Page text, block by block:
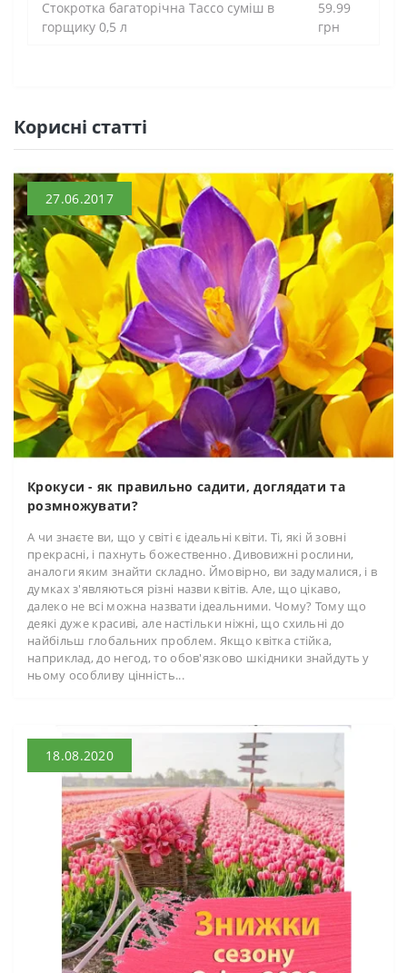
Стокротка багаторічна Тассо суміш в
горщику 0,5 л
59.99
грн
Кориснi статтi
27.06.2017
Крокуси - як правильно садити, доглядати та
розмножувати?
А чи знаєте ви, що у світі є ідеальні квіти. Ті, які й зовні
прекрасні, і пахнуть божественно. Дивовижні рослини,
аналоги яким знайти складно. Ймовірно, ви задумалися, і в
думках з'являються різні назви квітів. Але, що цікаво,
далеко не всі можна назвати ідеальними. Чому? Тому що
деякі дуже красиві, але настільки ніжні, що схильні до
найбільш глобальних проблем. Якщо квітка стійка,
наприклад, до негод, то обов'язково шкідники знайдуть у
ньому особливу цінність...
18.08.2020